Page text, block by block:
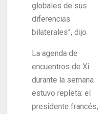
globales de sus
diferencias
bilaterales”, dijo.
La agenda de
encuentros de Xi
durante la semana
estuvo repleta: el
presidente francés,